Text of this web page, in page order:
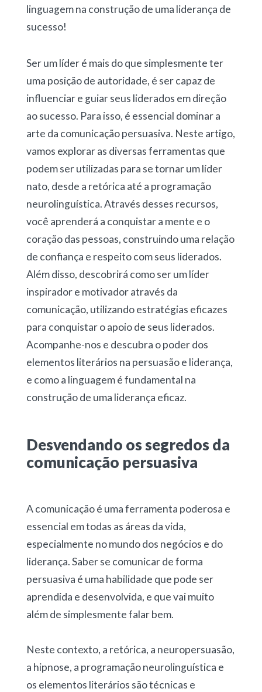
linguagem na construção de uma liderança de
sucesso!
Ser um líder é mais do que simplesmente ter
uma posição de autoridade, é ser capaz de
influenciar e guiar seus liderados em direção
ao sucesso. Para isso, é essencial dominar a
arte da comunicação persuasiva. Neste artigo,
vamos explorar as diversas ferramentas que
podem ser utilizadas para se tornar um líder
nato, desde a retórica até a programação
neurolinguística. Através desses recursos,
você aprenderá a conquistar a mente e o
coração das pessoas, construindo uma relação
de confiança e respeito com seus liderados.
Além disso, descobrirá como ser um líder
inspirador e motivador através da
comunicação, utilizando estratégias eficazes
para conquistar o apoio de seus liderados.
Acompanhe-nos e descubra o poder dos
elementos literários na persuasão e liderança,
e como a linguagem é fundamental na
construção de uma liderança eficaz.
Desvendando os segredos da
comunicação persuasiva
A comunicação é uma ferramenta poderosa e
essencial em todas as áreas da vida,
especialmente no mundo dos negócios e do
liderança. Saber se comunicar de forma
persuasiva é uma habilidade que pode ser
aprendida e desenvolvida, e que vai muito
além de simplesmente falar bem.
Neste contexto, a retórica, a neuropersuasão,
a hipnose, a programação neurolinguística e
os elementos literários são técnicas e